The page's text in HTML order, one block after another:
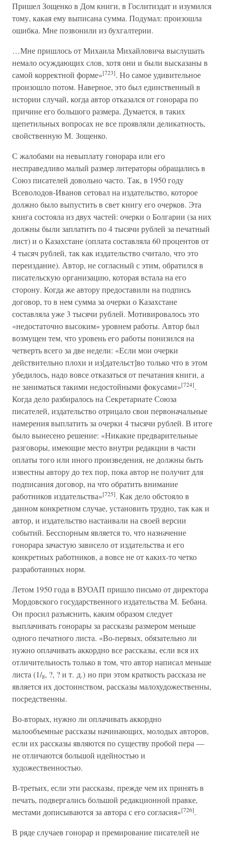
Пришел Зощенко в Дом книги, в Гослитиздат и изумился
тому, какая ему выписана сумма. Подумал: произошла
ошибка. Мне позвонили из бухгалтерии.
…Мне пришлось от Михаила Михайловича выслушать
немало осуждающих слов, хотя они и были высказаны в
самой корректной форме»[723]. Но самое удивительное
произошло потом. Наверное, это был единственный в
истории случай, когда автор отказался от гонорара по
причине его большого размера. Думается, в таких
щепетильных вопросах не все проявляли деликатность,
свойственную М. Зощенко.
С жалобами на невыплату гонорара или его
несправедливо малый размер литераторы обращались в
Союз писателей довольно часто. Так, в 1950 году
Всеволодов-Иванов сетовал на издательство, которое
должно было выпустить в свет книгу его очерков. Эта
книга состояла из двух частей: очерки о Болгарии (за них
должны были заплатить по 4 тысячи рублей за печатный
лист) и о Казахстане (оплата составляла 60 процентов от
4 тысяч рублей, так как издательство считало, что это
переиздание). Автор, не согласный с этим, обратился в
писательскую организацию, которая встала на его
сторону. Когда же автору предоставили на подпись
договор, то в нем сумма за очерки о Казахстане
составляла уже 3 тысячи рублей. Мотивировалось это
«недостаточно высоким» уровнем работы. Автор был
возмущен тем, что уровень его работы понизился на
четверть всего за две недели: «Если мои очерки
действительно плохи и из[дательст]во только что в этом
убедилось, надо вовсе отказаться от печатания книги, а
не заниматься такими недостойными фокусами»[724].
Когда дело разбиралось на Секретариате Союза
писателей, издательство отрицало свои первоначальные
намерения выплатить за очерки 4 тысячи рублей. В итоге
было вынесено решение: «Никакие предварительные
разговоры, имеющие место внутри редакции в части
оплаты того или иного произведения, не должны быть
известны автору до тех пор, пока автор не получит для
подписания договор, на что обратить внимание
работников издательства»[725]. Как дело обстояло в
данном конкретном случае, установить трудно, так как и
автор, и издательство настаивали на своей версии
событий. Бесспорным является то, что назначение
гонорара зачастую зависело от издательства и его
конкретных работников, а вовсе не от каких-то четко
разработанных норм.
Летом 1950 года в ВУОАП пришло письмо от директора
Мордовского государственного издательства М. Бебана.
Он просил разъяснить, каким образом следует
выплачивать гонорары за рассказы размером меньше
одного печатного листа. «Во-первых, обязательно ли
нужно оплачивать аккордно все рассказы, если вся их
отличительность только в том, что автор написал меньше
листа (1/8, ?, ? и т. д.) но при этом краткость рассказа не
является их достоинством, рассказы малохудожественны,
посредственны.
Во-вторых, нужно ли оплачивать аккордно
малообъемные рассказы начинающих, молодых авторов,
если их рассказы являются по существу пробой пера —
не отличаются большой идейностью и
художественностью.
В-третьих, если эти рассказы, прежде чем их принять в
печать, подвергались большой редакционной правке,
местами дописываются за автора с его согласия»[726].
В ряде случаев гонорар и премирование писателей не